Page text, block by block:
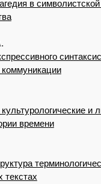
в
и
времени
текстах